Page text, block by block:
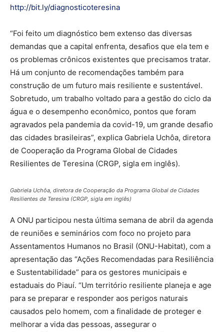
http://bit.ly/diagnosticoteresina
“Foi feito um diagnóstico bem extenso das diversas
demandas que a capital enfrenta, desafios que ela tem e
os problemas crônicos existentes que precisamos tratar.
Há um conjunto de recomendações também para
construção de um futuro mais resiliente e sustentável.
Sobretudo, um trabalho voltado para a gestão do ciclo da
água e o desempenho econômico, pontos que foram
agravados pela pandemia da covid-19, um grande desafio
das cidades brasileiras”, explica Gabriela Uchôa, diretora
de Cooperação da Programa Global de Cidades
Resilientes de Teresina (CRGP, sigla em inglês).
Gabriela Uchôa, diretora de Cooperação da Programa Global de Cidades
Resilientes de Teresina (CRGP, sigla em inglês)
A ONU participou nesta última semana de abril da agenda
de reuniões e seminários com foco no projeto para
Assentamentos Humanos no Brasil (ONU-Habitat), com a
apresentação das “Ações Recomendadas para Resiliência
e Sustentabilidade” para os gestores municipais e
estaduais do Piauí. “Um território resiliente planeja e age
para se preparar e responder aos perigos naturais
causados pelo homem, com a finalidade de proteger e
melhorar a vida das pessoas, assegurar o